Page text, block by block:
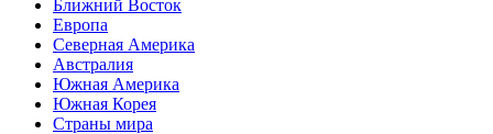
Ближний Восток
Европа
Северная Америка
Австралия
Южная Америка
Южная Корея
Страны мира